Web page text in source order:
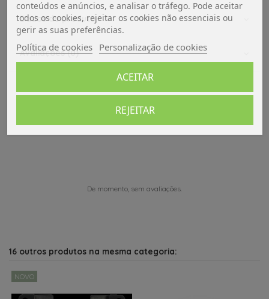
Dados do produto
Avaliações (0)
De momento, sem avaliações.
16 outros produtos na mesma categoria:
NOVO
conteúdos e anúncios, e analisar o tráfego. Pode aceitar
todos os cookies, rejeitar os cookies não essenciais ou
gerir as suas preferências.
Política de cookies Personalização de cookies
REJEITAR
ACEITAR